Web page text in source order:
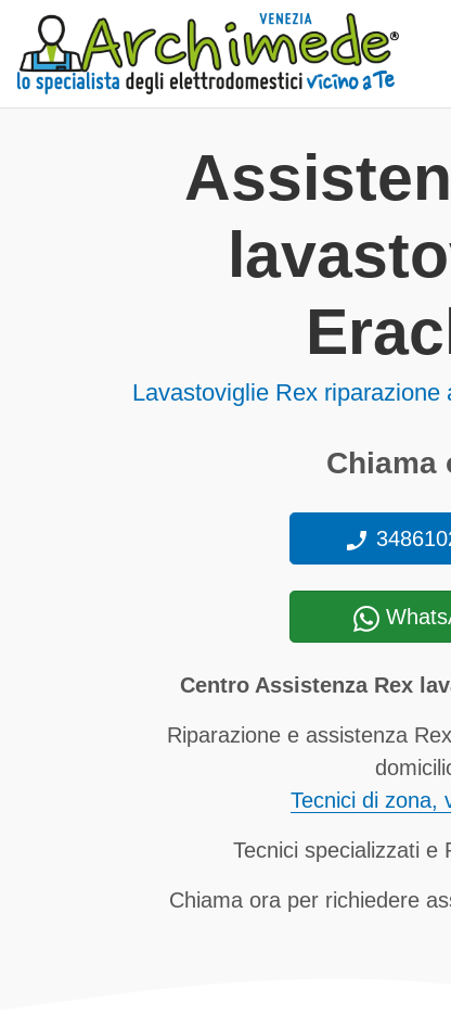
Lavastoviglie Rex riparazione
Chiama
Centro Assistenza Rex
Riparazione e assistenza
Tecnici di zona,
Tecnici specializzati e
Chiama ora per richiedere